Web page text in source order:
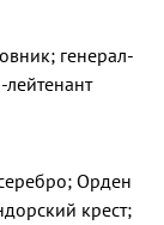
генерал-
Орден
крест;